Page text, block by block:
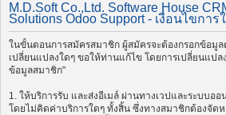
M.D.Soft Co.,Ltd. Software House
Solutions Odoo Support - เงื่อนไขการ
ในขั้นตอนการสมัครสมาชิก ผู้สมัครจะต้องกรอกข้อมู
เปลี่ยนแปลงใดๆ ขอให้ท่านแก้ไข โดยการเปลี่ยนแป
ข้อมูลสมาชิก"
1. ให้บริการรับ และส่งอีเมล์ ผ่านทางเวปและระบบอ
โดยไม่คิดค่าบริการใดๆ ทั้งสิ้น ซึ่งทางสมาชิกต้องจัด